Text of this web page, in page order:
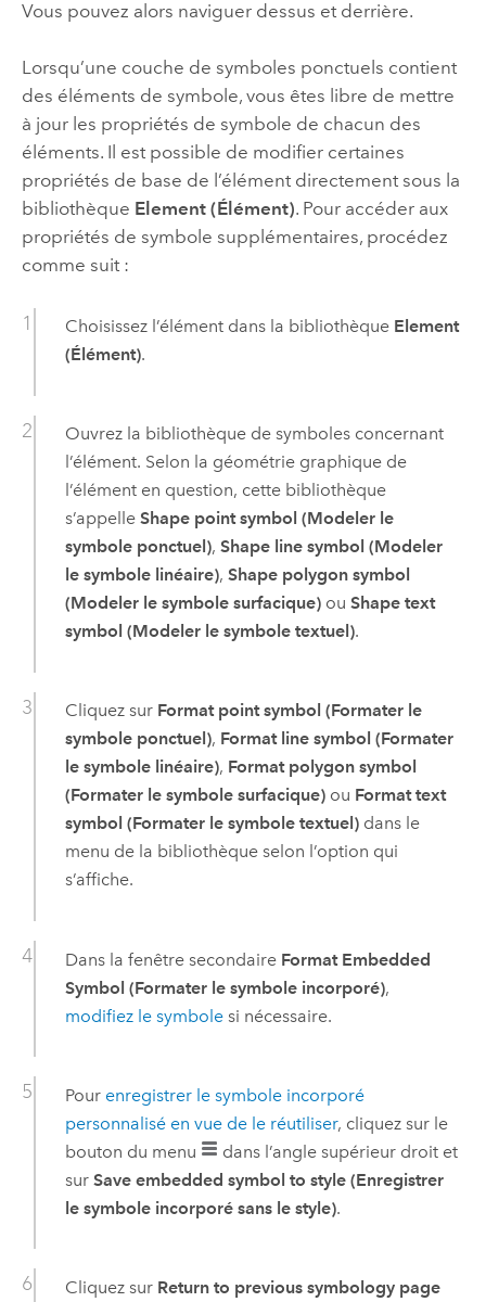
Vous pouvez alors naviguer dessus et derrière.
Lorsqu’une couche de symboles ponctuels contient
des éléments de symbole, vous êtes libre de mettre
à jour les propriétés de symbole de chacun des
éléments. Il est possible de modifier certaines
propriétés de base de l’élément directement sous la
bibliothèque Element (Élément). Pour accéder aux
propriétés de symbole supplémentaires, procédez
comme suit :
Choisissez l’élément dans la bibliothèque Element
(Élément).
Ouvrez la bibliothèque de symboles concernant
l’élément. Selon la géométrie graphique de
l’élément en question, cette bibliothèque
s’appelle Shape point symbol (Modeler le
symbole ponctuel), Shape line symbol (Modeler
le symbole linéaire), Shape polygon symbol
(Modeler le symbole surfacique)ou Shape text
symbol (Modeler le symbole textuel).
Cliquez sur Format point symbol (Formater le
symbole ponctuel), Format line symbol (Formater
le symbole linéaire), Format polygon symbol
(Formater le symbole surfacique)ou Format text
symbol (Formater le symbole textuel)dans le
menu de la bibliothèque selon l’option qui
s’affiche.
Dans la fenêtre secondaire Format Embedded
Symbol (Formater le symbole incorporé),
modifiez le symbolesi nécessaire.
Pour enregistrer le symbole incorporé
personnalisé en vue de le réutiliser, cliquez sur le
bouton du menu
dans l’angle supérieur droit et
sur Save embedded symbol to style (Enregistrer
le symbole incorporé sans le style).
Cliquez sur Return to previous symbology page